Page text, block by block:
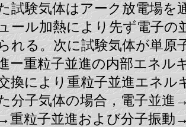
試験気体はアーク放電場を
ール加熱により先ず電子の
れる。次に試験気体が単原
ー重粒子並進の内部エネル
換により重粒子並進エネル
分子気体の場合，電子並進
重粒子並進および分子振動